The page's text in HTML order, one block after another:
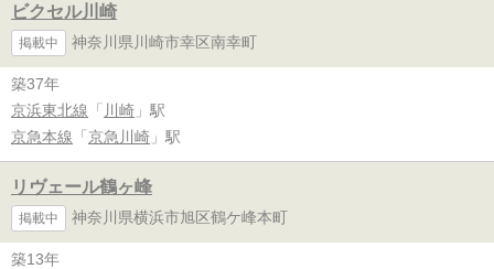
ビクセル川崎
掲載中 神奈川県川崎市幸区南幸町
築37年
京浜東北線 「 川崎 」駅
京急本線 「 京急川崎 」駅
リヴェール鶴ヶ峰
掲載中 神奈川県横浜市旭区鶴ケ峰本町
築13年